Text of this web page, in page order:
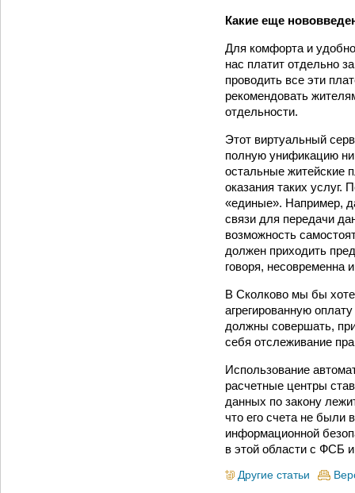
Какие еще
Для комфорта и
нас платит отдельно
проводить все эти
рекомендовать
отдельности.
Этот виртуальный
полную унификацию
остальные житейские
оказания таких
«единые». Например,
связи для передачи
возможность
должен приходить
говоря, несовременна
В Сколково мы бы
агрегированную
должны совершать,
себя отслеживание
Использование
расчетные центры
данных по закону
что его счета не были
информационной
в этой области с ФСБ
Другие статьи